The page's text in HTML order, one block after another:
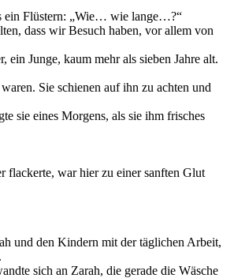
ein Flüstern: „Wie… wie lange…?“
dass wir Besuch haben, vor allem von
Junge, kaum mehr als sieben Jahre alt.
Sie schienen auf ihn zu achten und
sie eines Morgens, als sie ihm frisches
flackerte, war hier zu einer sanften Glut
und den Kindern mit der täglichen Arbeit,
sich an Zarah, die gerade die Wäsche